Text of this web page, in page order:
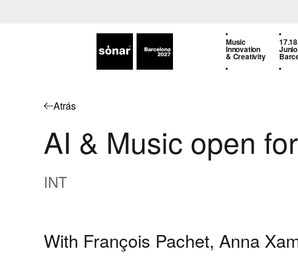
Music
Innovation
& Creativity
Atrás
AI & Music open
INT
With François Pachet, Anna